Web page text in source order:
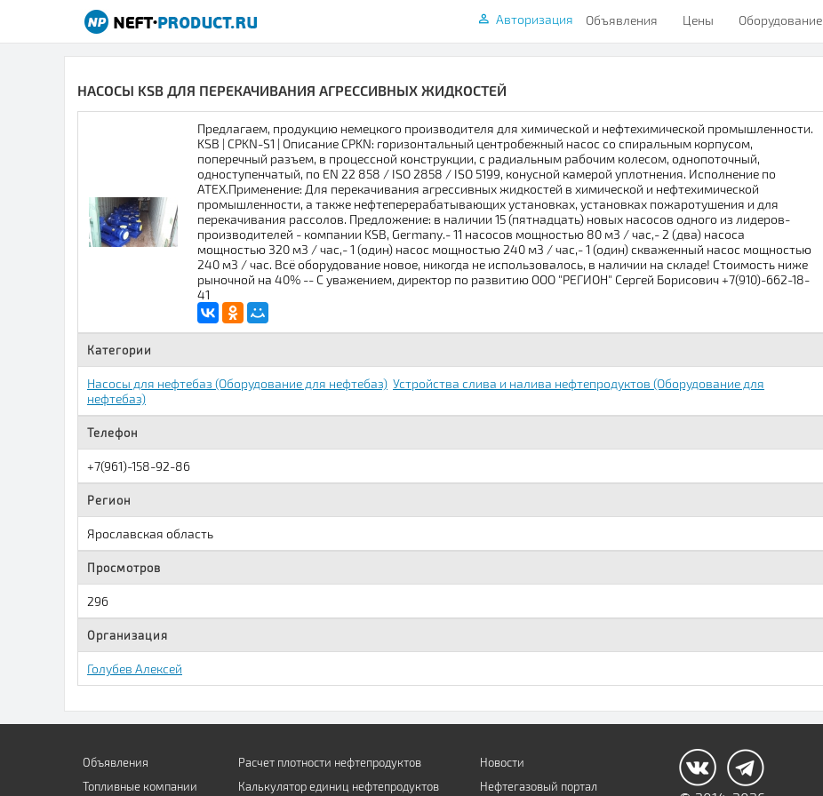
Объявления Цены Оборудование
Авторизация
НАСОСЫ KSB ДЛЯ ПЕРЕКАЧИВАНИЯ АГРЕССИВНЫХ ЖИДКОСТЕЙ
Предлагаем, продукцию немецкого производителя для химической и нефтехимической промышленности.
KSB | CPKN-S1 | Описание CPKN: горизонтальный центробежный насос со спиральным корпусом,
поперечный разъем, в процессной конструкции, с радиальным рабочим колесом, однопоточный,
одноступенчатый, по EN 22 858 / ISO 2858 / ISO 5199, конусной камерой уплотнения. Исполнение по
ATEX.Применение: Для перекачивания агрессивных жидкостей в химической и нефтехимической
промышленности, а также нефтеперерабатывающих установках, установках пожаротушения и для
перекачивания рассолов. Предложение: в наличии 15 (пятнадцать) новых насосов одного из лидеров-
производителей - компании KSB, Germany.- 11 насосов мощностью 80 м3 / час,- 2 (два) насоса
мощностью 320 м3 / час,- 1 (один) насос мощностью 240 м3 / час,- 1 (один) скваженный насос мощностью
240 м3 / час. Всё оборудование новое, никогда не использовалось, в наличии на складе! Стоимость ниже
рыночной на 40% -- С уважением, директор по развитию ООО "РЕГИОН" Сергей Борисович +7(910)-662-18-
41
Категории
Насосы для нефтебаз (Оборудование для нефтебаз) Устройства слива и налива нефтепродуктов (Оборудование для
нефтебаз)
Телефон
+7(961)-158-92-86
Регион
Ярославская область
Просмотров
296
Организация
Голубев Алексей
Объявления
Топливные компании
Расчет плотности нефтепродуктов
Калькулятор единиц нефтепродуктов
Новости
Нефтегазовый портал